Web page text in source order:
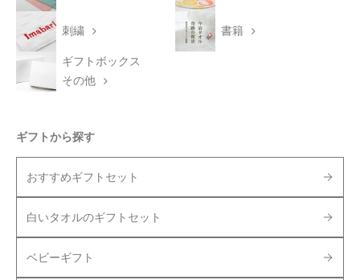
刺繍 書籍
ギフトボックス
その他
ギフトから探す
おすすめギフトセット
白いタオルのギフトセット
ベビーギフト